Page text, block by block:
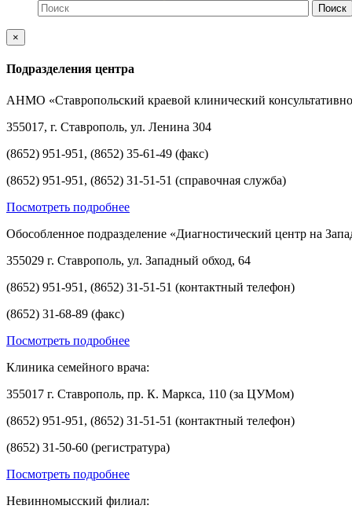
×
Подразделения центра
АНМО «Ставропольский краевой клинический
355017, г. Ставрополь, ул. Ленина 304
(8652) 951-951, (8652) 35-61-49 (факс)
(8652) 951-951, (8652) 31-51-51 (справочная служба)
Посмотреть подробнее
Обособленное подразделение «Диагностический центр на
355029 г. Ставрополь, ул. Западный обход, 64
(8652) 951-951, (8652) 31-51-51 (контактный телефон)
(8652) 31-68-89 (факс)
Посмотреть подробнее
Клиника семейного врача:
355017 г. Ставрополь, пр. К. Маркса, 110 (за ЦУМом)
(8652) 951-951, (8652) 31-51-51 (контактный телефон)
(8652) 31-50-60 (регистратура)
Посмотреть подробнее
Невинномысский филиал: